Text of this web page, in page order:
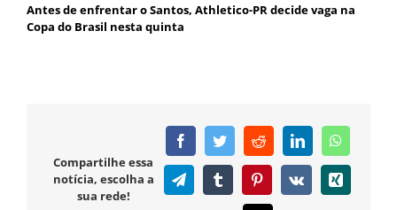
Antes de enfrentar o Santos, Athletico-PR decide vaga na
Copa do Brasil nesta quinta
Compartilhe essa
notícia, escolha a
sua rede!
FacebookTwitterRedditLinkedIn
TelegramTumblr PinterestVk Xing